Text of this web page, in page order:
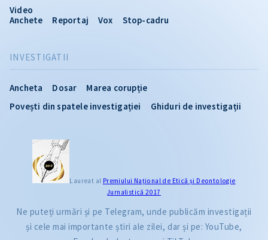
INVESTIGATII
Ancheta Dosar
Marea corupție
Povești din spatele investigației
Ghiduri de investigații
Video
Anchete
Reportaj Vox Stop-cadru
Laureat al Premiului Naţional de Etică și Deontologie
Jurnalistică 2017
Ne puteți urmări și pe Telegram, unde publicăm investigații
și cele mai importante știri ale zilei, dar și pe: YouTube,